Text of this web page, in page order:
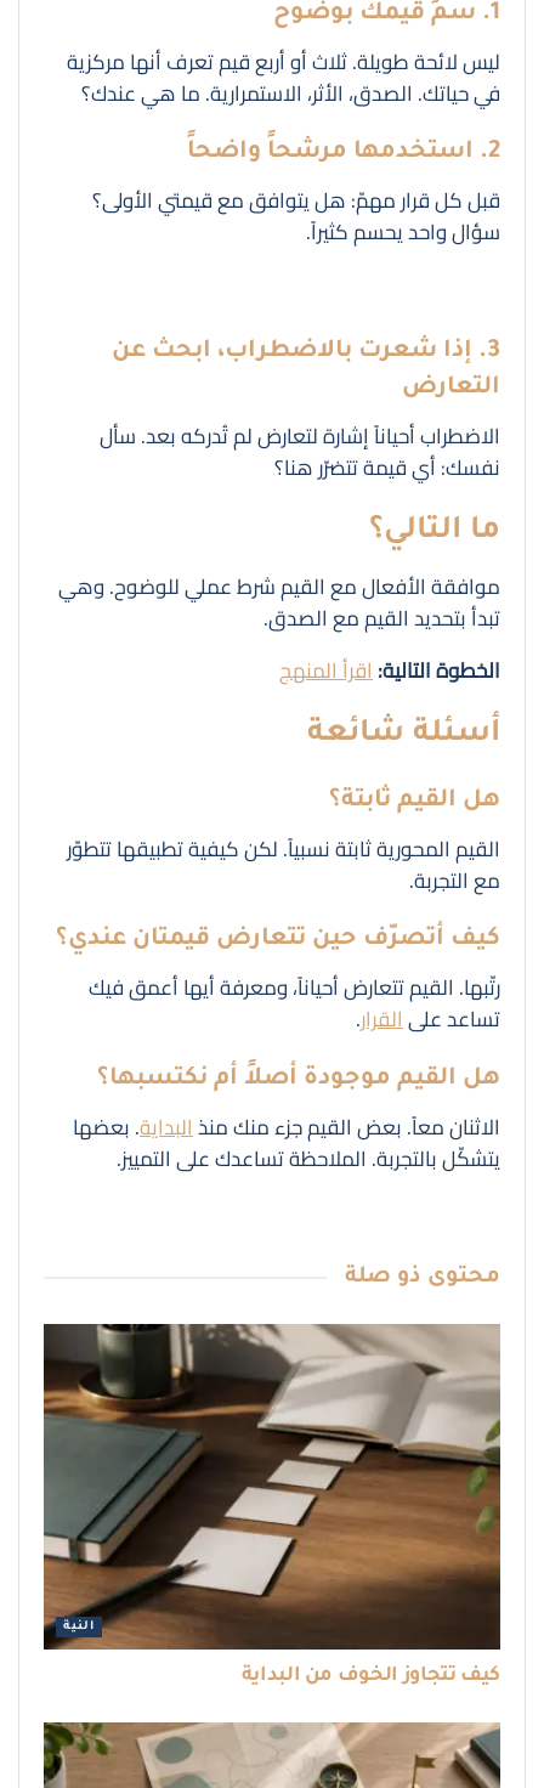
1. سمِّ قيمك بوضوح
ليس لائحة طويلة. ثلاث أو أربع قيم تعرف أنها مركزية
في حياتك. الصدق، الأثر، الاستمرارية. ما هي عندك؟
2. استخدمها مرشحاً واضحاً
قبل كل قرار مهمّ: هل يتوافق مع قيمتي الأولى؟
سؤال واحد يحسم كثيراً.
3. إذا شعرت بالاضطراب، ابحث عن
التعارض
الاضطراب أحياناً إشارة لتعارض لم تُدركه بعد. سأل
نفسك: أي قيمة تتضرّر هنا؟
ما التالي؟
موافقة الأفعال مع القيم شرط عملي للوضوح. وهي
تبدأ بتحديد القيم مع الصدق.
الخطوة التالية:اقرأ المنهج
أسئلة شائعة
هل القيم ثابتة؟
القيم المحورية ثابتة نسبياً. لكن كيفية تطبيقها تتطوّر
مع التجربة.
كيف أتصرّف حين تتعارض قيمتان عندي؟
رتّبها. القيم تتعارض أحياناً، ومعرفة أيها أعمق فيك
تساعد علىالقرار.
هل القيم موجودة أصلاً أم نكتسبها؟
الاثنان معاً. بعض القيم جزء منك منذالبداية. بعضها
يتشكّل بالتجربة. الملاحظة تساعدك على التمييز.
محتوى ذو صلة
النية
كيف تتجاوز الخوف من البداية